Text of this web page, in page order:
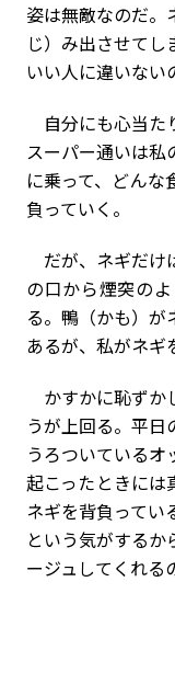
姿は無敵なのだ。
じ）み出させて
いい人に違いない
自分にも心当た
スーパー通いは私
に乗って、どん
負っていく。
だが、ネギだけ
の口から煙突の
る。鴨（かも）
あるが、私がネギ
かすかに恥ずか
うが上回る。平
うろついている
起こったときには
ネギを背負ってい
という気がする
ージュしてくれる